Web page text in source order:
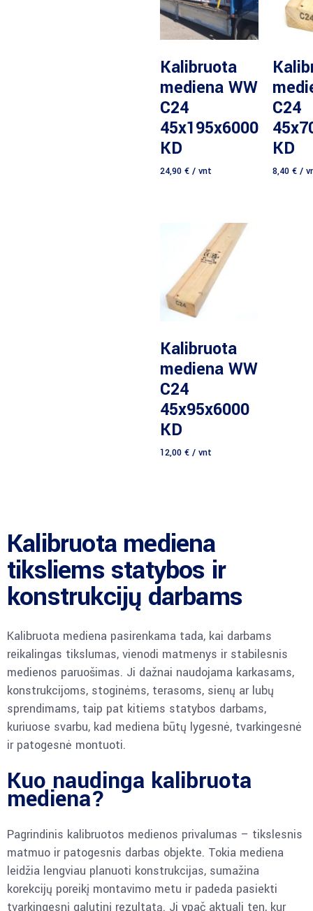
Daugiau
Kalibruota
mediena WW
C24
45x195x6000
KD
24,90 €/ vnt
C24
KD
8,40 €/
Daugiau
Kalibruota
mediena WW
C24
45x95x6000
KD
12,00 €/ vnt
Kalibruota mediena
tiksliems statybos ir
konstrukcijų darbams
Kalibruota mediena pasirenkama tada, kai darbams
reikalingas tikslumas, vienodi matmenys ir stabilesnis
medienos paruošimas. Ji dažnai naudojama karkasams,
konstrukcijoms, stoginėms, terasoms, sienų ar lubų
sprendimams, taip pat kitiems statybos darbams,
kuriuose svarbu, kad mediena būtų lygesnė, tvarkingesnė
ir patogesnė montuoti.
Kuo naudinga kalibruota
mediena?
Pagrindinis kalibruotos medienos privalumas – tikslesnis
matmuo ir patogesnis darbas objekte. Tokia mediena
leidžia lengviau planuoti konstrukcijas, sumažina
korekcijų poreikį montavimo metu ir padeda pasiekti
tvarkingesnį galutinį rezultatą. Ji ypač aktuali ten, kur